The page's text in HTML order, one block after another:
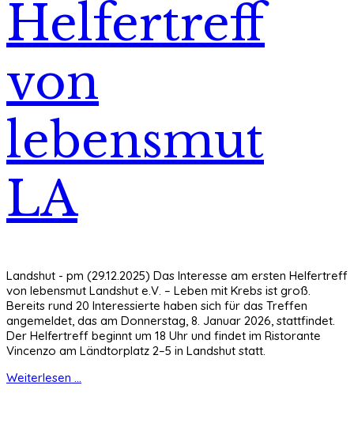
Helfertreff
von
lebensmut
LA
Landshut - pm (29.12.2025) Das Interesse am ersten Helfertreff
von lebensmut Landshut e.V. – Leben mit Krebs ist groß.
Bereits rund 20 Interessierte haben sich für das Treffen
angemeldet, das am Donnerstag, 8. Januar 2026, stattfindet.
Der Helfertreff beginnt um 18 Uhr und findet im Ristorante
Vincenzo am Ländtorplatz 2–5 in Landshut statt.
Weiterlesen ...